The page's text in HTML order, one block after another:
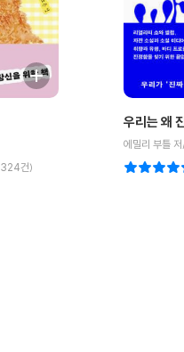
324건)
우리는 왜
에밀리 부틀